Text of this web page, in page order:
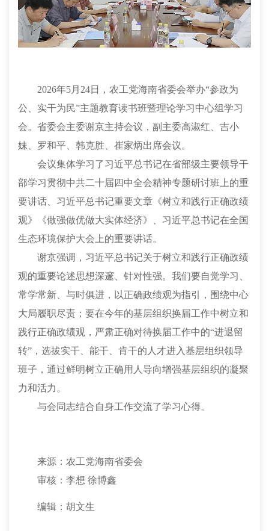
2026年5月24日，农工党海南省委会举办“参政为
公、实干为民”主题教育读书班暨理论学习中心组学习
会。省委会主委谢京主持会议，副主委高淑红、吉小
妹、罗和平、韩克胜、崔家炳出席会议。
会议集体学习了习近平总书记在省部级主要领导干
部学习贯彻中共二十届四中全会精神专题研讨班上的重
要讲话、习近平总书记重要文章《树立和践行正确政绩
观》《做强做优做大实体经济》、习近平总书记在全国
生态环境保护大会上的重要讲话。
谢京强调，习近平总书记关于树立和践行正确政绩
观的重要论述思想深邃、针对性强。我们要自觉学习、
常学常新、与时俱进，以正确政绩观为指引，围绕中心
大局履职尽责；要在今年的基层组织换届工作中树立和
践行正确政绩观，严肃正确对待换届工作中的“进退留
转”，选拔实干、能干、肯干的人才进入基层组织领导
班子，通过鲜明树立正确用人导向增强基层组织的凝聚
力和活力。
与会同志结合自身工作交流了学习心得。
来源：农工党海南省委会
审核：李想 徐博鑫
编辑：胡文生